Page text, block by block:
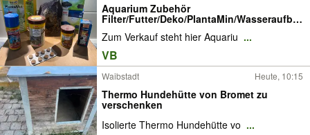
Aquarium Zubehör
Filter/Futter/Deko/PlantaMin/Wasseraufber
Zum Verkauf steht hier Aquariu ...
VB
Waibstadt Heute, 10:15
Thermo Hundehütte von Bromet zu
verschenken
Isolierte Thermo Hundehütte vo ...